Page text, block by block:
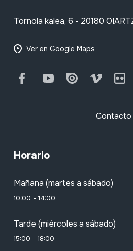
Tornola kalea, 6 - 20180
Ver en Google Maps
FacebookYoutube Issuu Vimeo
Contacto
Horario
Mañana (martes a sábado)
10:00 - 14:00
Tarde (miércoles a sábado)
15:00 - 18:00